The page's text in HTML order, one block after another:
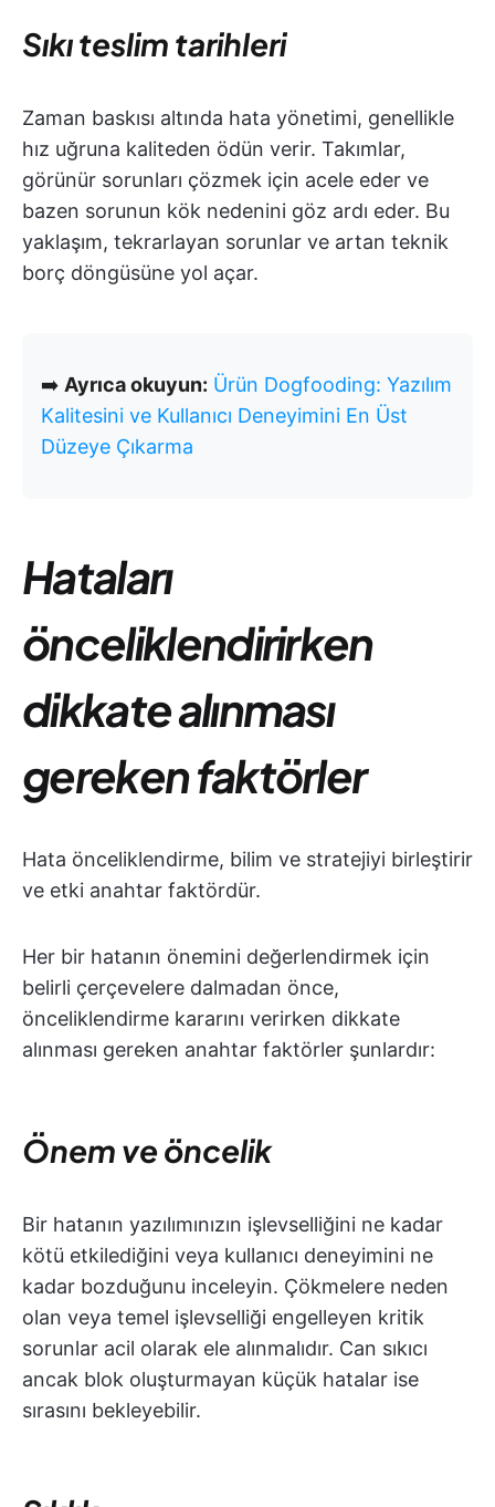
Sıkı teslim tarihleri
Zaman baskısı altında hata yönetimi, genellikle
hız uğruna kaliteden ödün verir. Takımlar,
görünür sorunları çözmek için acele eder ve
bazen sorunun kök nedenini göz ardı eder. Bu
yaklaşım, tekrarlayan sorunlar ve artan teknik
borç döngüsüne yol açar.
➡️ Ayrıca okuyun: Ürün Dogfooding: Yazılım
Kalitesini ve Kullanıcı Deneyimini En Üst
Düzeye Çıkarma
Hataları
önceliklendirirken
dikkate alınması
gereken faktörler
Hata önceliklendirme, bilim ve stratejiyi birleştirir
ve etki anahtar faktördür.
Her bir hatanın önemini değerlendirmek için
belirli çerçevelere dalmadan önce,
önceliklendirme kararını verirken dikkate
alınması gereken anahtar faktörler şunlardır:
Önem ve öncelik
Bir hatanın yazılımınızın işlevselliğini ne kadar
kötü etkilediğini veya kullanıcı deneyimini ne
kadar bozduğunu inceleyin. Çökmelere neden
olan veya temel işlevselliği engelleyen kritik
sorunlar acil olarak ele alınmalıdır. Can sıkıcı
ancak blok oluşturmayan küçük hatalar ise
sırasını bekleyebilir.